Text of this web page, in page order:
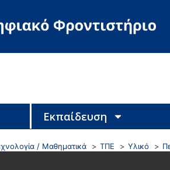
Εκπαίδευση
/ Μαθηματικά ΤΠΕ Υλικό